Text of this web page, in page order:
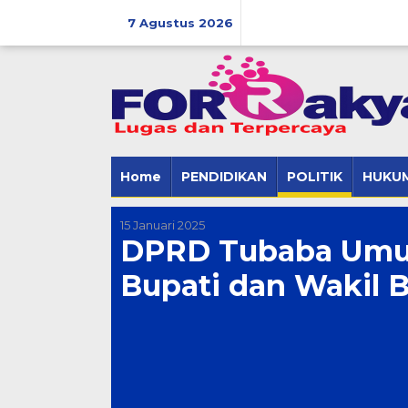
7 Agustus 2026
Home PENDIDIKAN POLITIK
15 Januari 2025
DPRD Tubaba
Bupati dan Wakil